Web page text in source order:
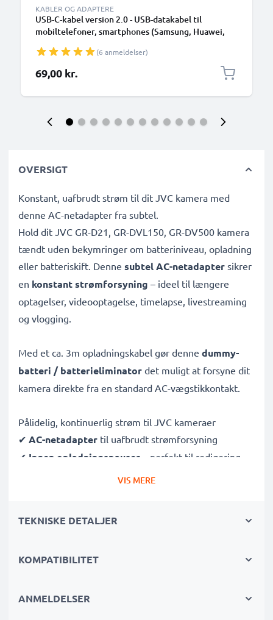
KABLER OG ADAPTERE
USB-C-kabel version 2.0 - USB-datakabel til
mobiltelefoner, smartphones (Samsung, Huawei,
Sony, GoPro) og mange flere - 1,0m 3A-
opladerkabel med USB Type C-stik
(6 anmeldelser)
69,00 kr.
OVERSIGT
Konstant, uafbrudt strøm til dit JVC kamera med
denne AC-netadapter fra subtel.
Hold dit JVC GR-D21, GR-DVL150, GR-DV500 kamera
tændt uden bekymringer om batteriniveau, opladning
eller batteriskift. Denne subtel AC-netadapter sikrer
en konstant strømforsyning – ideel til længere
optagelser, videooptagelse, timelapse, livestreaming
og vlogging.
Med et ca. 3m opladningskabel gør denne dummy-
batteri / batterieliminator det muligt at forsyne dit
kamera direkte fra en standard AC-vægstikkontakt.
Pålidelig, kontinuerlig strøm til JVC kameraer
✔ AC-netadapter til uafbrudt strømforsyning
✔ Ingen opladningspauser – perfekt til redigering,
dataoverførsel eller uafbrudt afspilning
✔Ideel til: Studieoptagelser, video streaming,
✔100 % kompatibel
med JVC APV11, D21, DVL150,
VIS MERE
TEKNISKE DETALJER
KOMPATIBILITET
ANMELDELSER